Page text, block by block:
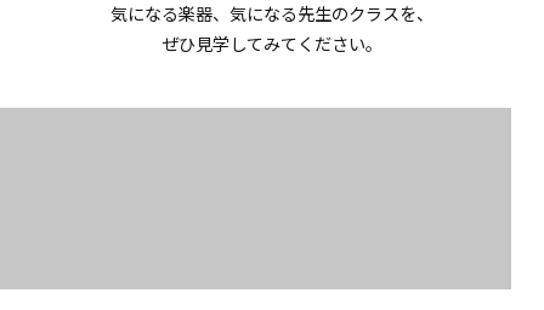
気になる楽器、気になる先生のクラスを、
ぜひ見学してみてください。